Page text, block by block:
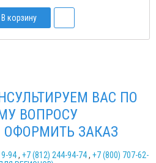
В корзину
ВАС ПО
ВОПРОСУ
ЗАКАЗ
94, +7 (812) 244-94-74, +7 (800) 707-62-